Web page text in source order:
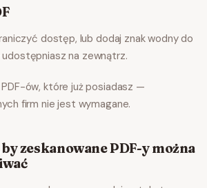
dostęp, lub dodaj znak wodny do
na zewnątrz.
ów, które już posiadasz —
firm nie jest wymagane.
zeskanowane PDF-y można